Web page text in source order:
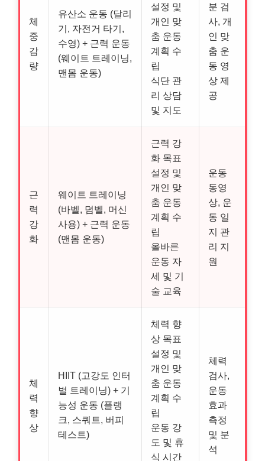
체
중
감
량
유산소 운동 (달리
기, 자전거 타기,
수영) + 근력 운동
(웨이트 트레이닝,
맨몸 운동)
설정 및
개인 맞
춤 운동
계획 수
립
식단 관
리 상담
및 지도
분 검
사, 개
인 맞
춤 운
동 영
상 제
공
근
력
강
화
웨이트 트레이닝
(바벨, 덤벨, 머신
사용) + 근력 운동
(맨몸 운동)
근력 강
화 목표
설정 및
개인 맞
춤 운동
계획 수
립
올바른
운동 자
세 및 기
술 교육
운동
동영
상, 운
동 일
지 관
리 지
원
체
력
향
상
HIIT (고강도 인터
벌 트레이닝) + 기
능성 운동 (플랭
크, 스쿼트, 버피
테스트)
체력 향
상 목표
설정 및
개인 맞
춤 운동
계획 수
립
운동 강
도 및 휴
식 시간
체력
검사,
운동
효과
측정
및 분
석